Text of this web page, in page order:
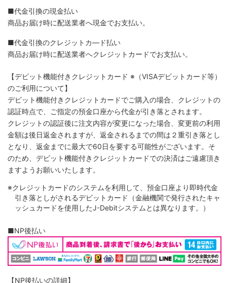
■代金引換の現金払い
商品お届け時に配送業者へ現金でお支払い。
■代金引換のクレジットカ―ド払い
商品お届け時に配送業者へクレジットカードでお支払い。
【デビット機能付きクレジットカード ※（VISAデビットカード等）
のご利用について】
デビット機能付きクレジットカードでご購入の場合、クレジットの
認証時点で、ご指定の預金口座から代金が引き落とされます。
クレジットの認証後に注文内容が変更になった場合、変更前の利用
金額は後日返金されますが、返金されるまでの間は２重引き落とし
となり、返金までに最大で60日を要する可能性がございます。そ
のため、デビット機能付きクレジットカードでの決済はご遠慮頂き
ますようお願いいたします。
※クレジットカードのシステムを利用して、預金口座より即時代金
引き落としがされるデビットカード（金融機関で発行されたキャ
ッシュカードを使用したJ-Debitシステムとは異なります。）
■NP後払い
【NP後払いの詳細】